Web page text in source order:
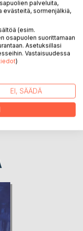
oikeasti
palveluita,
evästeitä, sormenjälkiä,
(esim.
osapuolen suorittamaan
Asetuksillasi
Vastaisuudessa
)
EI, SÄÄDÄ